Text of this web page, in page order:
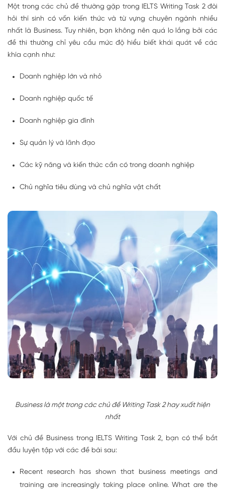
Một trong các chủ đề thường gặp trong IELTS Writing Task 2 đòi
hỏi thí sinh có vốn kiến thức và từ vựng chuyên ngành nhiều
nhất là Business. Tuy nhiên, bạn không nên quá lo lắng bởi các
đề thi thường chỉ yêu cầu mức độ hiểu biết khái quát về các
khía cạnh như:
Doanh nghiệp lớn và nhỏ
Doanh nghiệp quốc tế
Doanh nghiệp gia đình
Sự quản lý và lãnh đạo
Các kỹ năng và kiến thức cần có trong doanh nghiệp
Chủ nghĩa tiêu dùng và chủ nghĩa vật chất
Business là một trong các chủ đề Writing Task 2 hay xuất hiện
nhất
Với chủ đề Business trong IELTS Writing Task 2, bạn có thể bắt
đầu luyện tập với các đề bài sau:
Recent research has shown that business meetings and
training are increasingly taking place online. What are the